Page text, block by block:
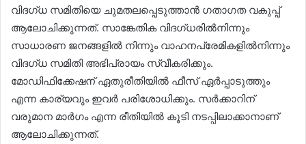
വിദഗ്ധ സമിതിയെ ചുമതലപ്പെടുത്താൻ ഗതാഗത വകുപ്പ്
ആലോചിക്കുന്നത്. സാ​​ങ്കേതിക വിദഗ്ധരിൽനിന്നും
സാധാരണ ജനങ്ങളിൽ നിന്നും വാഹനപ്രേമികളിൽനിന്നും
വിദഗ്ധ സമിതി അഭിപ്രായം സ്വീകരിക്കും.
മോഡിഫിക്കേഷന് ഏതുരീതിയിൽ ഫീസ് ഏർപ്പാടുത്തും
എന്ന കാര്യവും ഇവർ പരിശോധിക്കും. സർക്കാറിന്
വരുമാന മാർഗം എന്ന രീതിയിൽ കൂടി നടപ്പിലാക്കാനാണ്
ആലോചിക്കുന്നത്.